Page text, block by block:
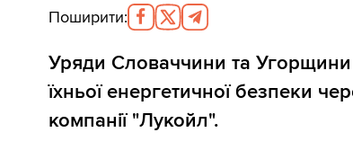
Поширити:
Уряди Словаччини та Угорщини
їхньої енергетичної безпеки
компанії "Лукойл".